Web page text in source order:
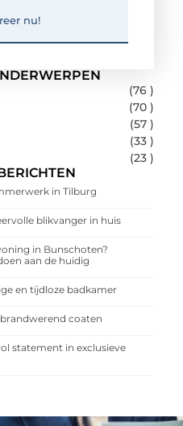
(76 )
(70 )
(57 )
(33 )
(23 )
in Tilburg
blikvanger in huis
in Bunschoten?
aan de huidig
en tijdloze badkamer
coaten
statement in exclusieve
nu!